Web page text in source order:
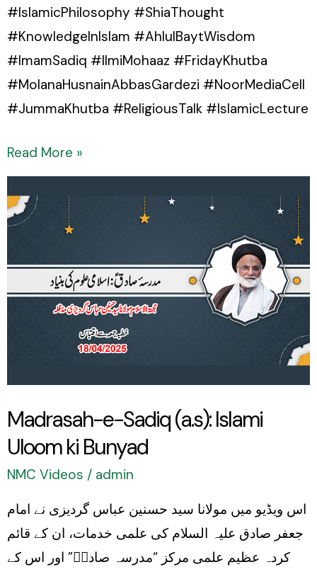
#IslamicPhilosophy #ShiaThought
#KnowledgeInIslam #AhlulBaytWisdom
#ImamSadiq #IlmiMohaaz #FridayKhutba
#MolanaHusnainAbbasGardezi #NoorMediaCell
#JummaKhutba #ReligiousTalk #IslamicLecture
Read More »
Madrasah-e-Sadiq (a.s): Islami
Uloom ki Bunyad
NMC Videos / admin
اس ویڈیو میں مولانا سید حسنین عباس گردیزی نے امام
جعفر صادق علیہ السلام کی علمی خدمات، ان کے قائم
کردہ عظیم علمی مرکز “مدرسہ صادقؑ” اور اس کے
e-